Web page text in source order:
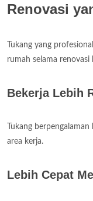
Renovasi
Tukang yang
rumah selama renovasi
Bekerja Lebih
Tukang
area kerja.
Lebih Cepat